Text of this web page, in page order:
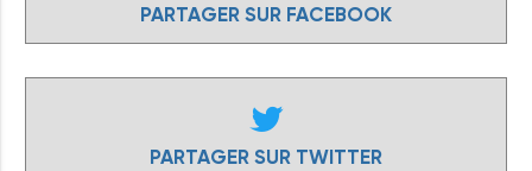
PARTAGER SUR FACEBOOK
PARTAGER SUR TWITTER